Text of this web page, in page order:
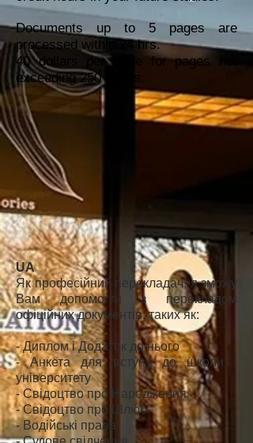
Documents up to 5 pages are
processed within 24 hrs.
40 dollars per page for pages not
exceeding 250 words.
UA
Як професійний перекладач, я зможу
Вам допомогти з перекладом
офіційних документів, таких як:
- Диплом і Додаток до нього
- Анкета для вступу до школи і
університету
- Свідоцтво про Народження
- Свідоцтво про Шлюб
- Водійські права